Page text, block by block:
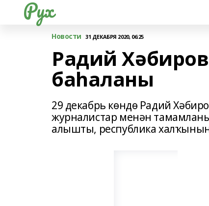
Рух
Новости 31 ДЕКАБРЯ 2020, 06:25
Радий
баһаланы
29 декабрь көндө Радий
журналистар менән
алышты, республика